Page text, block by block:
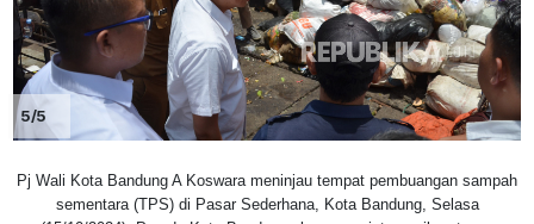
5/5
Pj Wali Kota Bandung A Koswara meninjau tempat pembuangan sampah
sementara (TPS) di Pasar Sederhana, Kota Bandung, Selasa